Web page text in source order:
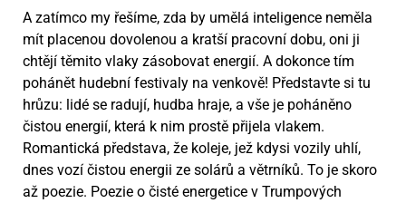
A zatímco my řešíme, zda by umělá inteligence neměla
mít placenou dovolenou a kratší pracovní dobu, oni ji
chtějí těmito vlaky zásobovat energií. A dokonce tím
pohánět hudební festivaly na venkově! Představte si tu
hrůzu: lidé se radují, hudba hraje, a vše je poháněno
čistou energií, která k nim prostě přijela vlakem.
Romantická představa, že koleje, jež kdysi vozily uhlí,
dnes vozí čistou energii ze solárů a větrníků. To je skoro
až poezie. Poezie o čisté energetice v Trumpových